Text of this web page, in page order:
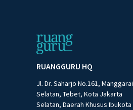
RUANGGURU HQ
Jl. Dr. Saharjo No.161, Manggarai
Selatan, Tebet, Kota Jakarta
Selatan, Daerah Khusus Ibukota